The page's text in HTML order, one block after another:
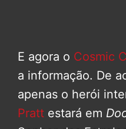
E agora o Cosmic
a informação. De
apenas o herói
Pratt estará em